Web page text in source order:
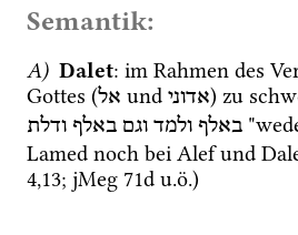
Semantik:
A) Dalet: im Rahmen des
Gottes (אל und אדוני) zu
באלף ולמד וגם באלף ודלת
Lamed noch bei Alef und
4,13; jMeg 71d u.ö.)